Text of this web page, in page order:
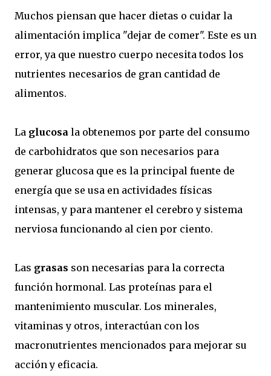
Muchos piensan que hacer dietas o cuidar la
alimentación implica "dejar de comer". Este es un
error, ya que nuestro cuerpo necesita todos los
nutrientes necesarios de gran cantidad de
alimentos.
La glucosa la obtenemos por parte del consumo
de carbohidratos que son necesarios para
generar glucosa que es la principal fuente de
energía que se usa en actividades físicas
intensas, y para mantener el cerebro y sistema
nerviosa funcionando al cien por ciento.
Las grasas son necesarias para la correcta
función hormonal. Las proteínas para el
mantenimiento muscular. Los minerales,
vitaminas y otros, interactúan con los
macronutrientes mencionados para mejorar su
acción y eficacia.